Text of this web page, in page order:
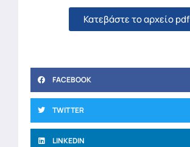
Κατεβάστε το αρχείο pdf
FACEBOOK
TWITTER
LINKEDIN